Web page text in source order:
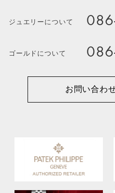
ジュエリーについて
ゴールドについて
お問い合わ